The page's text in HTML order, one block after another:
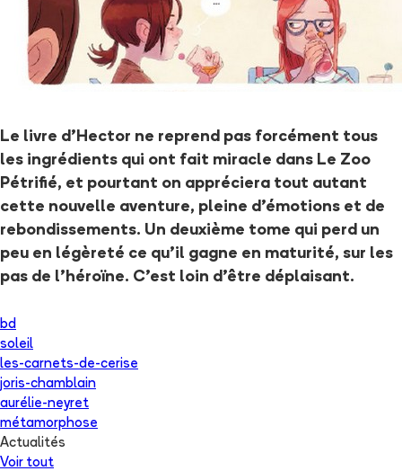
Le livre d'Hector ne reprend pas forcément tous
les ingrédients qui ont fait miracle dans Le Zoo
Pétrifié, et pourtant on appréciera tout autant
cette nouvelle aventure, pleine d'émotions et de
rebondissements. Un deuxième tome qui perd un
peu en légèreté ce qu'il gagne en maturité, sur les
pas de l'héroïne. C'est loin d'être déplaisant.
bd
soleil
les-carnets-de-cerise
joris-chamblain
aurélie-neyret
métamorphose
Actualités
Voir tout